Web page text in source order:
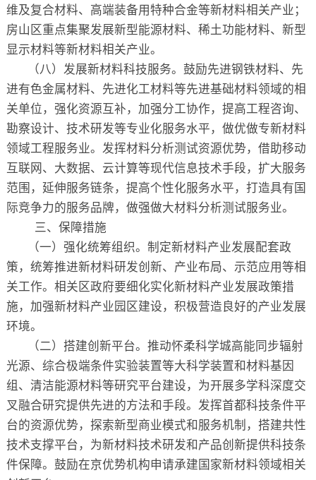
维及复合材料、高端装备用特种合金等新材料相关产业；
房山区重点集聚发展新型能源材料、稀土功能材料、新型
显示材料等新材料相关产业。
（八）发展新材料科技服务。鼓励先进钢铁材料、先
进有色金属材料、先进化工材料等先进基础材料领域的相
关单位，强化资源互补，加强分工协作，提高工程咨询、
勘察设计、技术研发等专业化服务水平，做优做专新材料
领域工程服务业。发挥材料分析测试资源优势，借助移动
互联网、大数据、云计算等现代信息技术手段，扩大服务
范围，延伸服务链条，提高个性化服务水平，打造具有国
际竞争力的服务品牌，做强做大材料分析测试服务业。
三、保障措施
（一）强化统筹组织。制定新材料产业发展配套政
策，统筹推进新材料研发创新、产业布局、示范应用等相
关工作。相关区政府要细化实化新材料产业发展政策措
施，加强新材料产业园区建设，积极营造良好的产业发展
环境。
（二）搭建创新平台。推动怀柔科学城高能同步辐射
光源、综合极端条件实验装置等大科学装置和材料基因
组、清洁能源材料等研究平台建设，为开展多学科深度交
叉融合研究提供先进的方法和手段。发挥首都科技条件平
台的资源优势，探索新型商业模式和服务机制，搭建共性
技术支撑平台，为新材料技术研发和产品创新提供科技条
件保障。鼓励在京优势机构申请承建国家新材料领域相关